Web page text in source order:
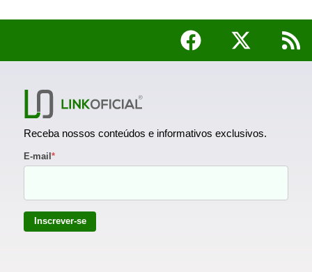
Receba nossos conteúdos e informativos exclusivos.
E-mail *
Inscrever-se